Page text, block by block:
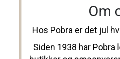
Om
Hos Pobra er det jul
Siden 1938 har Pobra